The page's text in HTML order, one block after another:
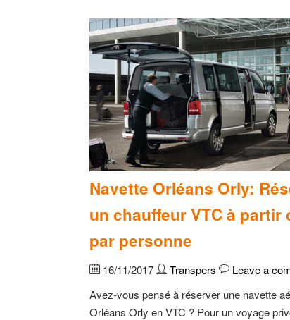
Navette Orléans Orly:
un chauffeur VTC à partir
par personne
16/11/2017 Transpers
Leave a
Avez-vous pensé à réserver une navette
Orléans Orly en VTC ? Pour un voyage